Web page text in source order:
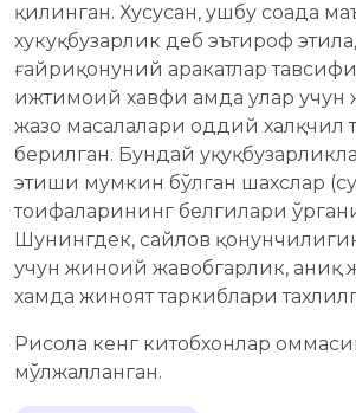
қилинган. Хусусан, ушбу соҳада
хукуқбузарлик деб эътироф
ғайриқонуний ҳаракатлар
ижтимоий хавфи ҳамда улар учун
жазо масалалари оддий халқчил
берилган. Бундай
этиши мумкин бўлган шахслар
тоифаларининг белгилари
Шунингдек, сайлов
учун жиноий жавобгарлик, аниқ
хамда жиноят таркиблари
Рисола кенг китобхонлар
мўлжалланган.